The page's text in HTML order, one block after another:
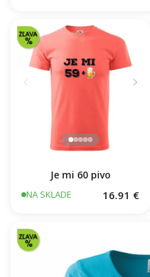
Je mi 60 pivo
NA SKLADE 16.91 €